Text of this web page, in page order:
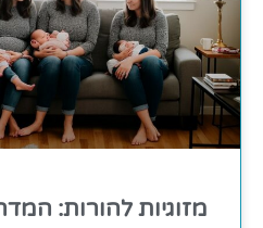
מזוגיות להורות: